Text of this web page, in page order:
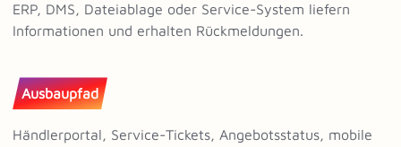
ERP, DMS, Dateiablage oder Service-System liefern
Informationen und erhalten Rückmeldungen.
Ausbaupfad
Händlerportal, Service-Tickets, Angebotsstatus, mobile